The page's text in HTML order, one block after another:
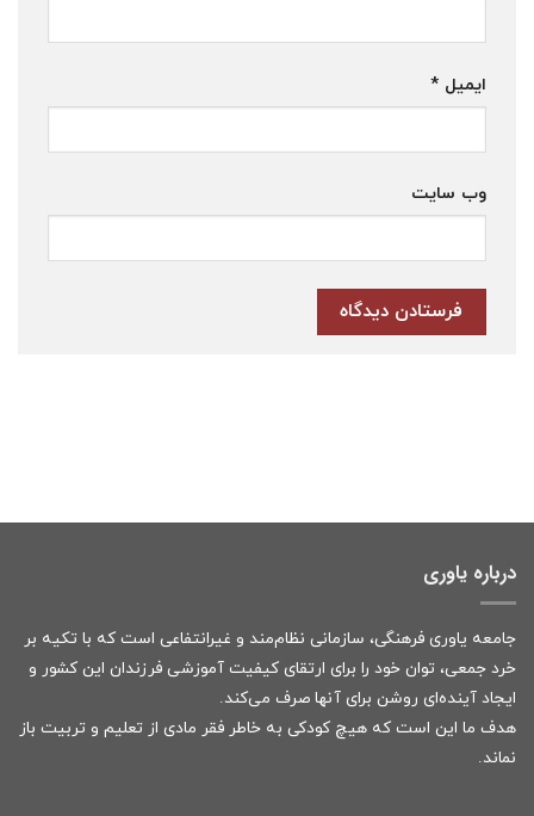
ایمیل *
وب‌ سایت
درباره یاوری
جامعه یاوری فرهنگی، سازمانی نظام‌مند و غیرانتفاعی است که با تکیه بر
خرد جمعی، توان خود را برای ارتقای کیفیت آموزشی فرزندان این کشور و
ایجاد آینده‌ای روشن برای آنها صرف می‌کند.
هدف ما این است که هیچ کودکی به خاطر فقر مادی از تعلیم و تربیت باز
نماند.